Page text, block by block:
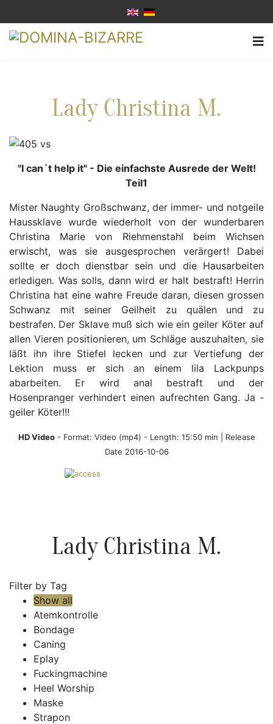
Lady Christina M.
"I can´t help it" - Die einfachste Ausrede der Welt!
Teil1
Mister Naughty Großschwanz, der immer- und notgeile
Haussklave wurde wiederholt von der wunderbaren
Christina Marie von Riehmenstahl beim Wichsen
erwischt, was sie ausgesprochen verärgert! Dabei
sollte er doch dienstbar sein und die Hausarbeiten
erledigen. Was solls, dann wird er halt bestraft! Herrin
Christina hat eine wahre Freude daran, diesen grossen
Schwanz mit seiner Geilheit zu quälen und zu
bestrafen. Der Sklave muß sich wie ein geiler Köter auf
allen Vieren positionieren, um Schläge auszuhalten, sie
läßt ihn ihre Stiefel lecken und zur Vertiefung der
Lektion muss er sich an einem lila Lackpunps
abarbeiten. Er wird anal bestraft und der
Hosenpranger verhindert einen aufrechten Gang. Ja -
geiler Köter!!!
HD Video- Format: Video (mp4) - Length: 15:50 min | Release
Date 2016-10-06
Lady Christina M.
Filter by Tag
Show all
Atemkontrolle
Bondage
Caning
Eplay
Fuckingmachine
Heel Worship
Maske
Strapon